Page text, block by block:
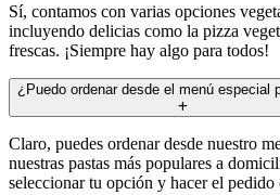
Sí, contamos con varias opciones
incluyendo delicias como la pizza
frescas. ¡Siempre hay algo para todos!
¿Puedo ordenar desde el menú especial
Claro, puedes ordenar desde nuestro
nuestras pastas más populares a
seleccionar tu opción y hacer el pedido